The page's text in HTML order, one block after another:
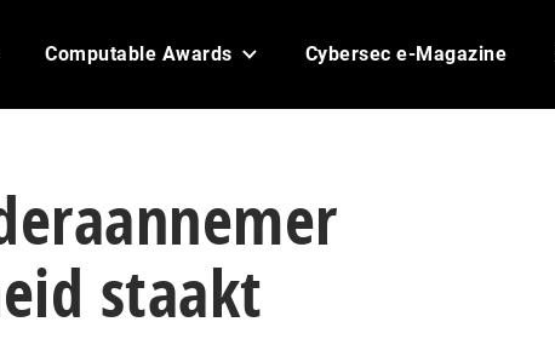
Computable Awards Cybersec e-Magazine
staakt